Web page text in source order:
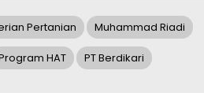
Pertanian Muhammad Riadi
HAT PT Berdikari